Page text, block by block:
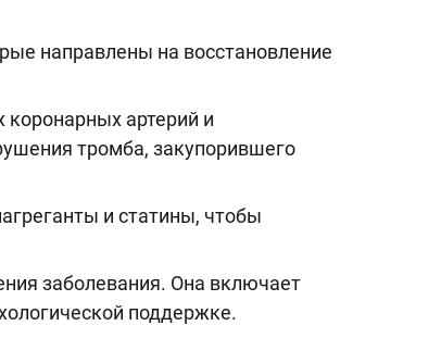
направлены на восстановление
артерий и
тромба, закупорившего
и статины, чтобы
заболевания. Она включает
поддержке.